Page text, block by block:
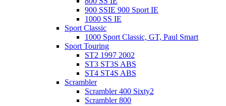
900 SSIE 900 Sport IE
1000 SS IE
Sport Classic
1000 Sport Classic, GT, Paul Smart
Sport Touring
ST2 1997 2002
ST3 ST3S ABS
ST4 ST4S ABS
Scrambler
Scrambler 400 Sixty2
Scrambler 800